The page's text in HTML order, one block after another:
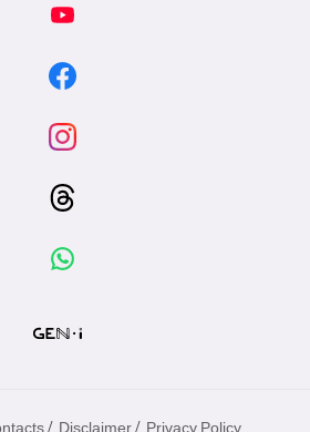
/ Disclaimer / Privacy Policy